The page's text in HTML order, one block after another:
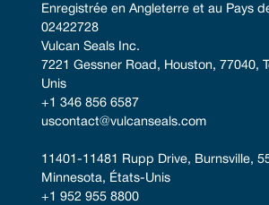
Enregistrée en Angleterre et au Pays
02422728
Vulcan Seals Inc.
7221 Gessner Road, Houston, 77040,
Unis
+1 346 856 6587
uscontact@vulcanseals.com
11401-11481 Rupp Drive, Burnsville,
Minnesota, États-Unis
+1 952 955 8800